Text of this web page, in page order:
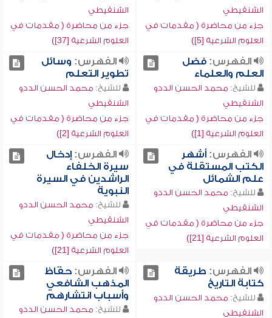
الشنقيطي
جزء من محاضرة ( مقدمات في
العلوم الشرعية [5])
الشنقيطي
جزء من محاضرة ( مقدمات في
العلوم الشرعية [37])
الفهرس:فضل
العلم والعلماء
للشيخ: محمد الحسن الددو
الشنقيطي
جزء من محاضرة ( مقدمات في
العلوم الشرعية [1])
الفهرس: وسائل
تطوير التعلم
للشيخ: محمد الحسن الددو
الشنقيطي
جزء من محاضرة ( مقدمات في
العلوم الشرعية [2])
الفهرس:أشهر
الكتب المستقلة في
علم الشمائل
للشيخ: محمد الحسن الددو
الشنقيطي
جزء من محاضرة ( مقدمات في
العلوم الشرعية [21])
الفهرس:إدخال
سيرة الخلفاء
الراشدين في السيرة
النبوية
للشيخ: محمد الحسن الددو
الشنقيطي
جزء من محاضرة ( مقدمات في
العلوم الشرعية [21])
الفهرس: طريقة
كتابة التاريخ
للشيخ: محمد الحسن الددو
الشنقيطي
الفهرس:حفّاظ
المذهب الشافعي
وأسباب انتشارهم
للشيخ: محمد الحسن الددو